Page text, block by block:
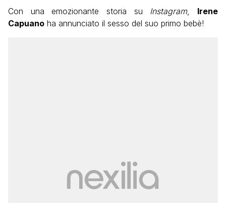
Con una emozionante storia su Instagram, Irene
Capuano ha annunciato il sesso del suo primo bebè!